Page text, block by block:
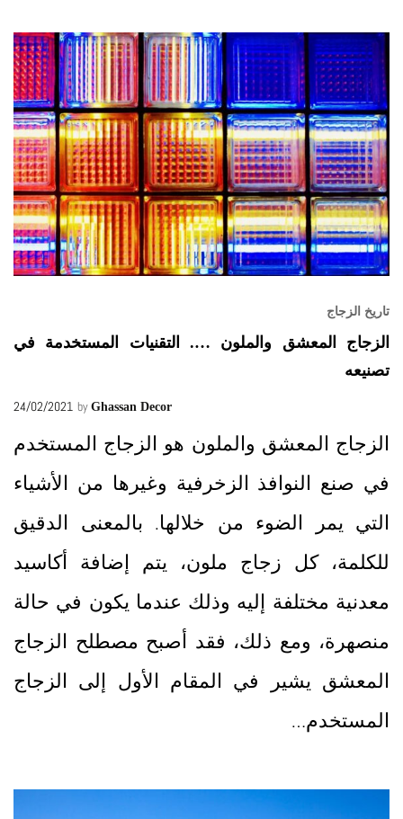
تاريخ الزجاج
الزجاج المعشق والملون …. التقنيات المستخدمة في
تصنيعه
24/02/2021 by Ghassan Decor
الزجاج المعشق والملون هو الزجاج المستخدم
في صنع النوافذ الزخرفية وغيرها من الأشياء
التي يمر الضوء من خلالها. بالمعنى الدقيق
للكلمة، كل زجاج ملون، يتم إضافة أكاسيد
معدنية مختلفة إليه وذلك عندما يكون في حالة
منصهرة، ومع ذلك، فقد أصبح مصطلح الزجاج
المعشق يشير في المقام الأول إلى الزجاج
المستخدم…